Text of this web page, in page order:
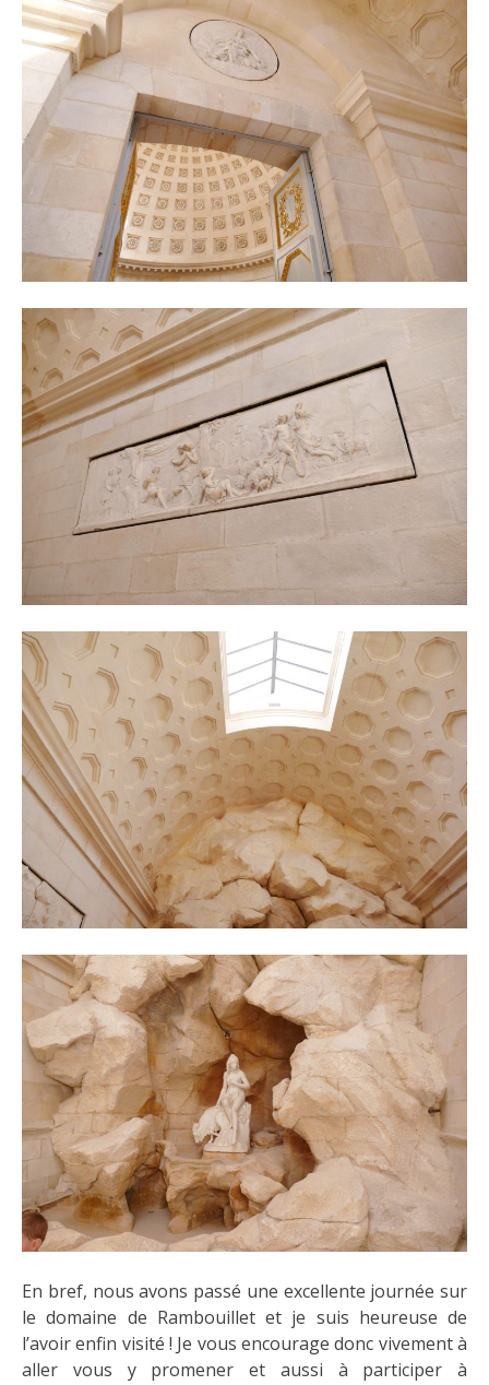
En bref, nous avons passé une excellente journée sur
le domaine de Rambouillet et je suis heureuse de
l’avoir enfin visité ! Je vous encourage donc vivement à
aller vous y promener et aussi à participer à